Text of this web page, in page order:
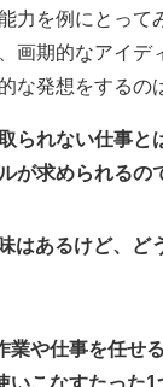
力を例にとっ
画期的なアイ
な発想をするの
られない仕事と
が求められるの
はあるけど、ど
業や仕事を任せ